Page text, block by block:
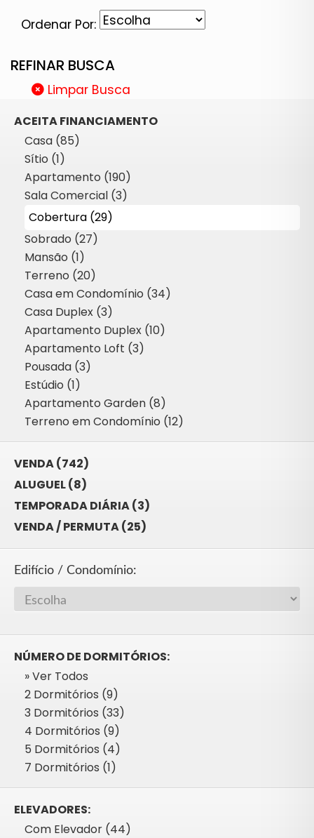
Ordenar Por:
REFINAR BUSCA
Limpar Busca
ACEITA FINANCIAMENTO
Casa (85)
Sítio (1)
Apartamento (190)
Sala Comercial (3)
Cobertura (29)
Sobrado (27)
Mansão (1)
Terreno (20)
Casa em Condomínio (34)
Casa Duplex (3)
Apartamento Duplex (10)
Apartamento Loft (3)
Pousada (3)
Estúdio (1)
Apartamento Garden (8)
Terreno em Condomínio (12)
VENDA (742)
ALUGUEL (8)
TEMPORADA DIÁRIA (3)
VENDA / PERMUTA (25)
Edifício / Condomínio:
NÚMERO DE DORMITÓRIOS:
» Ver Todos
2 Dormitórios (9)
3 Dormitórios (33)
4 Dormitórios (9)
5 Dormitórios (4)
7 Dormitórios (1)
ELEVADORES:
Com Elevador (44)